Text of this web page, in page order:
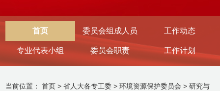
首页 委员会组成人员 工作动态
专业代表小组 委员会职责 工作计划
当前位置：首页 >省人大各专工委 >环境资源保护委员会 >研究与